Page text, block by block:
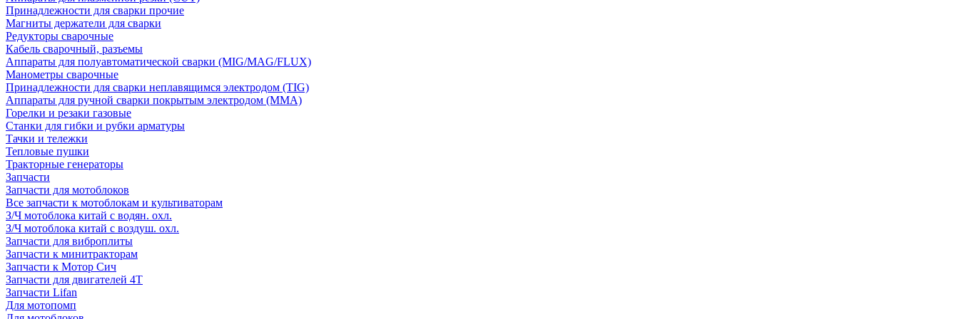
Принадлежности для сварки прочие
Магниты держатели для сварки
Редукторы сварочные
Кабель сварочный, разъемы
Аппараты для полуавтоматической сварки (MIG/MAG/FLUX)
Манометры сварочные
Принадлежности для сварки неплавящимся электродом (TIG)
Аппараты для ручной сварки покрытым электродом (MMA)
Горелки и резаки газовые
Станки для гибки и рубки арматуры
Тачки и тележки
Тепловые пушки
Тракторные генераторы
Запчасти
Запчасти для мотоблоков
Все запчасти к мотоблокам и культиваторам
З/Ч мотоблока китай с водян. охл.
З/Ч мотоблока китай с воздуш. охл.
Запчасти для виброплиты
Запчасти к минитракторам
Запчасти к Мотор Сич
Запчасти для двигателей 4Т
Запчасти Lifan
Для мотопомп